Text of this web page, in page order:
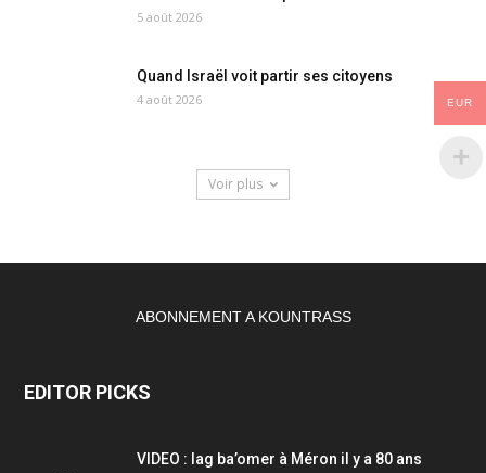
5 août 2026
Quand Israël voit partir ses citoyens
4 août 2026
Voir plus
ABONNEMENT A KOUNTRASS
EDITOR PICKS
VIDEO : lag ba’omer à Méron il y a 80 ans
EUR